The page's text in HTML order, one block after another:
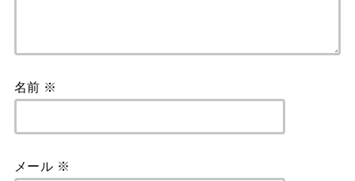
名前 ※
メール ※